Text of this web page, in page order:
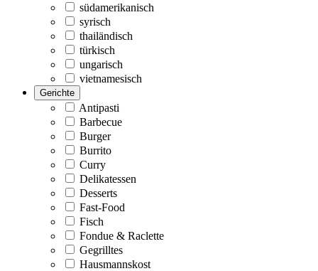
südamerikanisch
syrisch
thailändisch
türkisch
ungarisch
vietnamesisch
Gerichte
Antipasti
Barbecue
Burger
Burrito
Curry
Delikatessen
Desserts
Fast-Food
Fisch
Fondue & Raclette
Gegrilltes
Hausmannskost